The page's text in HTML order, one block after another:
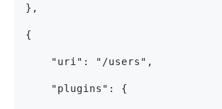
},
{
    "uri": "/users",
    "plugins": {